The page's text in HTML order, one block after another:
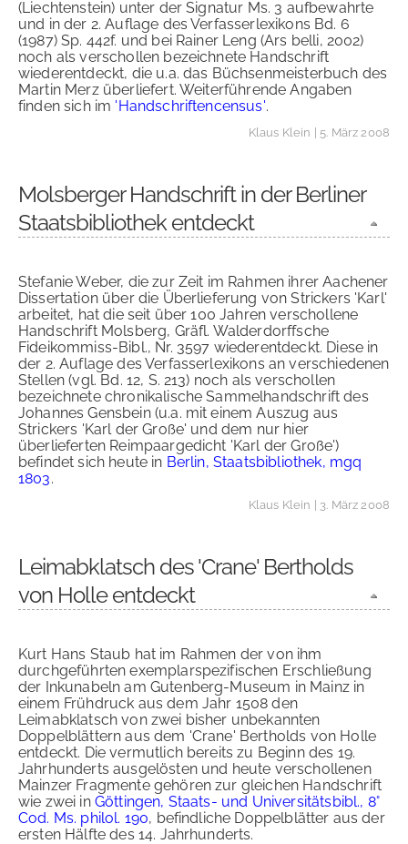
(Liechtenstein) unter der Signatur Ms. 3 aufbewahrte
und in der 2. Auflage des Verfasserlexikons Bd. 6
(1987) Sp. 442f. und bei Rainer Leng (Ars belli, 2002)
noch als verschollen bezeichnete Handschrift
wiederentdeckt, die u.a. das Büchsenmeisterbuch des
Martin Merz überliefert. Weiterführende Angaben
finden sich im 'Handschriftencensus'.
Klaus Klein | 5. März 2008
Molsberger Handschrift in der Berliner
Staatsbibliothek entdeckt
Stefanie Weber, die zur Zeit im Rahmen ihrer Aachener
Dissertation über die Überlieferung von Strickers 'Karl'
arbeitet, hat die seit über 100 Jahren verschollene
Handschrift Molsberg, Gräfl. Walderdorffsche
Fideikommiss-Bibl., Nr. 3597 wiederentdeckt. Diese in
der 2. Auflage des Verfasserlexikons an verschiedenen
Stellen (vgl. Bd. 12, S. 213) noch als verschollen
bezeichnete chronikalische Sammelhandschrift des
Johannes Gensbein (u.a. mit einem Auszug aus
Strickers 'Karl der Große' und dem nur hier
überlieferten Reimpaargedicht 'Karl der Große')
befindet sich heute in Berlin, Staatsbibliothek, mgq
1803.
Klaus Klein | 3. März 2008
Leimabklatsch des 'Crane' Bertholds
von Holle entdeckt
Kurt Hans Staub hat im Rahmen der von ihm
durchgeführten exemplarspezifischen Erschließung
der Inkunabeln am Gutenberg-Museum in Mainz in
einem Frühdruck aus dem Jahr 1508 den
Leimabklatsch von zwei bisher unbekannten
Doppelblättern aus dem 'Crane' Bertholds von Holle
entdeckt. Die vermutlich bereits zu Beginn des 19.
Jahrhunderts ausgelösten und heute verschollenen
Mainzer Fragmente gehören zur gleichen Handschrift
wie zwei in Göttingen, Staats- und Universitätsbibl., 8°
Cod. Ms. philol. 190, befindliche Doppelblätter aus der
ersten Hälfte des 14. Jahrhunderts.